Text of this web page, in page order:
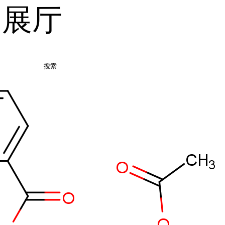
厅
搜索